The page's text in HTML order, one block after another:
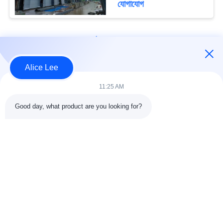
যোগাযোগ
Alice Lee
11:25 AM
Good day, what product are you looking for?